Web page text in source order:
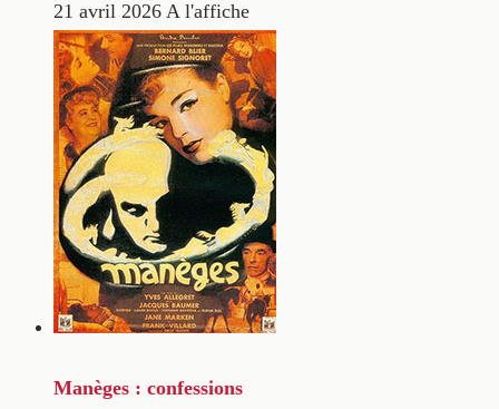
21 avril 2026 A l'affiche
Manèges : confessions